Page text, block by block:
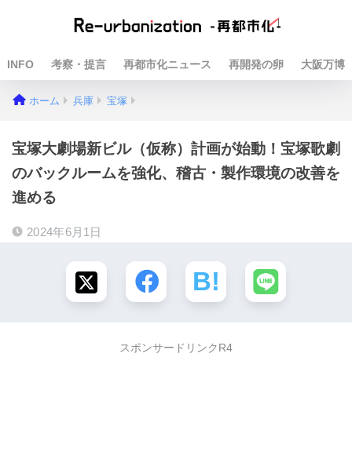
INFO 考察・提言 再都市化ニュース 再開発の卵 大阪万博
ホーム 兵庫 宝塚
宝塚大劇場新ビル（仮称）計画が始動！宝塚歌劇
のバックルームを強化、稽古・製作環境の改善を
進める
2024年6月1日
スポンサードリンクR4